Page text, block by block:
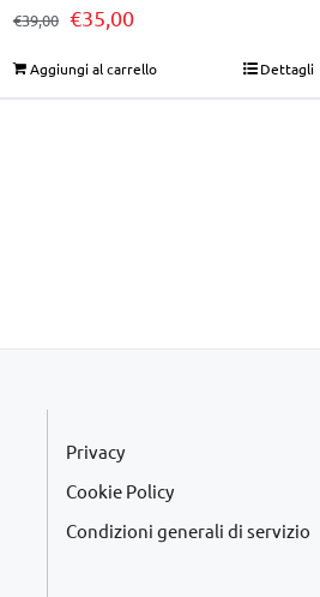
€39,00 Il
€35,00Il
Aggiungi al carrello Dettagli
Privacy
Cookie Policy
Condizioni generali di servizio